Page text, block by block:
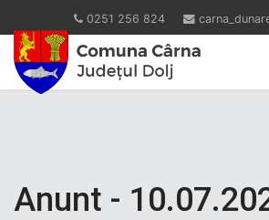
0251 256 824
Anunt -